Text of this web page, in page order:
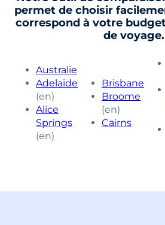
permet de choisir
correspond à votre
de voyage.
Australie
Adelaide
(en)
Alice
Springs
(en)
Brisbane
Broome
(en)
Cairns